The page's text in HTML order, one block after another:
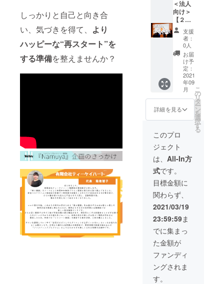
しっかりと自己と向き合
い、気づきを得て、 より
ハッピーな“再スタート”を
する準備を整えませんか？
2022年
6月末
歳未満
のお子
様への
ご使用
はお控
えくだ
さい。
※送料込
みのお
値段で
事で
す。 自
分の心
に意識
を向
け、心
を観察
する事
で、心
は落ち
着きを
取り戻
ノゴト
を冷静
る事が
出来る
ように
なりま
す。 正
しい認
識は正
しい判
断にな
り、そ
して正
しい行
動へと
繋がっ
ていき
ます。
モノゴ
トの進
始等、
館内休
業日は
ご予約
いただ
けませ
ん。 ※
有効期
限2022
年6月末
ルモ
ディ
フュー
ザー ・
ウッド
ボック
ス（ラ
イトブ
ラウ
ン・窓
付） ・
キャッ
プス
テッ
カー ・
WA サ
イン
アップ
キット
（3
部） 施
設完成
後にご
利用い
ただけ
る未来
チケッ
トで
す。 ※
交通手
段はお
客様自
身でご
用意い
活躍す
るのは
いかが
です
か？ ○
デラッ
クスア
ロマ
キット
付き
(¥8000
0相当)
◯卒業
生への
特典◯
・完成
した施
設内サ
ロンを
シェア
サロン
として
使用す
る権利
・セラ
ピスト
として
サポー
ト ・オ
リジナ
ルディ
プロマ
○キット
内容○
のか＞
巷には
多くの
研修の
機会が
ありま
す。 自
社の専
門分野
を深め
る研
修。新
たな分
野の知
識や技
術を身
につけ
る研
修、
チーム
ワーク
向上、
マナー
講座。
課題の
数だけ
研修の
種類が
ありま
す。 そ
れらを
大き括
ると、
多く
＜法人
向け＞
【２泊
３日・
お寺で
企業研
修・10
名まで
参加可
能券】
！！通
¥60000
0→特別
価格
¥50000
0！！
＜なぜ
お寺で
の企業
研修な
のか＞
巷には
多くの
研修の
機会が
ありま
す。 自
社の専
門分野
を深め
る研
修。新
たな分
支援
者：
0人
お届
け予
定：
2021
年09
月
詳細を見る
こ
の
リ
タ
ー
ン
を
選
択
す
る
このプロ
ジェクト
は、 All-In方
式です。
目標金額に
関わらず、
2021/03/19
23:59:59ま
でに集まっ
た金額が
ファンディ
ングされま
す。